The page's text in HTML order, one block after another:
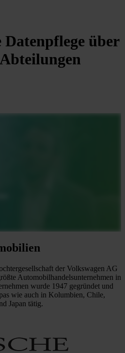
über
der Volkswagen AG
Automobilhandelsunternehmen in
wurde 1947 gegründet und
wie auch in Kolumbien, Chile,
Japan tätig.